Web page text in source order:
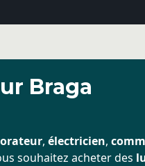
Braga
, électricien,
souhaitez acheter des